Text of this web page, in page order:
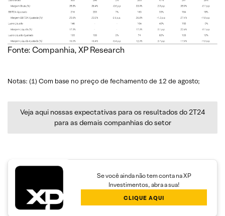
Fonte: Companhia, XP Research
Notas: (1) Com base no preço de fechamento de 12 de agosto;
Veja aqui nossas expectativas para os resultados do 2T24
para as demais companhias do setor
Se você ainda não tem conta na XP
Investimentos, abra a sua!
CLIQUE AQUI